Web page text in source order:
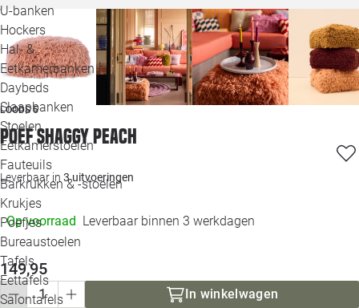
U-banken
Hockers
Hal- &
Eetkamerbanken
Daybeds
Slaapbanken
Stoelen
Eetkamerstoelen
Fauteuils
Barkrukken & -stoelen
Krukjes
Poefjes
Bureaustoelen
Tafels
Eettafels
Salontafels
LOODS 5
Poef Shaggy peach
Leverbaar in 3 uitvoeringen
Op voorraad Leverbaar binnen 3 werkdagen
149,95
In winkelwagen